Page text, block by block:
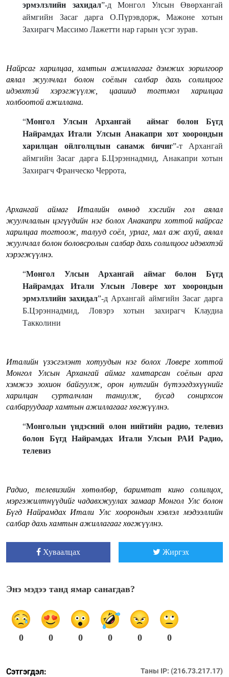
эрмэлзлийн захидал”-д Монгол Улсын Өвөрхангай
аймгийн Засаг дарга О.Пүрэвдорж, Мажоне хотын
Захирагч Массимо Лажетти нар гарын үсэг зурав.
Найрсаг харилцаа, хамтын ажиллагааг дэмжих зорилгоор
аялал жуулчлал болон соёлын салбар дахь солилцоог
идэвхтэй хэрэгжүүлж, цаашид тогтмол харилцаа
холбоотой ажиллана.
“Монгол Улсын Архангай аймаг болон Бүгд
Найрамдах Итали Улсын Анакапри хот хоорондын
харилцан ойлголцлын санамж бичиг”-т Архангай
аймгийн Засаг дарга Б.Цэрэннадмид, Анакапри хотын
Захирагч Франческо Черрота,
Архангай аймаг Италийн өмнөд хэсгийн гол аялал
жуулчлалын цэгүүдийн нэг болох Анакапри хоттой найрсаг
харилцаа тогтоож, талууд соёл, урлаг, мал аж ахуй, аялал
жуулчлал болон боловсролын салбар дахь солилцоог идэвхтэй
хэрэгжүүлнэ.
“Монгол Улсын Архангай аймаг болон Бүгд
Найрамдах Итали Улсын Ловере хот хоорондын
эрмэлзлийн захидал”-д Архангай аймгийн Засаг дарга
Б.Цэрэннадмид, Ловэрэ хотын захирагч Клаудиа
Такколини
Италийн үзэсгэлэнт хотуудын нэг болох Ловере хоттой
Монгол Улсын Архангай аймаг хамтарсан соёлын арга
хэмжээ зохион байгуулж, орон нутгийн бүтээгдэхүүнийг
харилцан сурталчлан таниулж, бусад сонирхсон
салбаруудаар хамтын ажиллагааг хөгжүүлнэ.
“Монголын үндэсний олон нийтийн радио, телевиз
болон Бүгд Найрамдах Итали Улсын РАИ Радио,
телевиз
Радио, телевизийн хөтөлбөр, баримтат кино солилцох,
мэргэжилтнүүдийг чадавхжуулах замаар Монгол Улс болон
Бүгд Найрамдах Итали Улс хоорондын хэвлэл мэдээллийн
салбар дахь хамтын ажиллагааг хөгжүүлнэ.
Хуваалцах Жиргэх
Энэ мэдээ танд ямар санагдав?
0 0 0 0 0 0
Сэтгэгдэл: Таны IP: (216.73.217.17)